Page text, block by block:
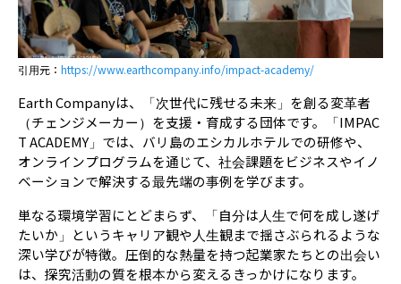
引用元： https://www.earthcompany.info/impact-academy/
Earth Companyは、「次世代に残せる未来」を創る変革者
（チェンジメーカー）を支援・育成する団体です。
「IMPAC
T ACADEMY」では、バリ島のエシカルホテルでの研修や、
オンラインプログラムを通じて、社会課題をビジネスやイノ
ベーションで解決する最先端の事例を学びます。
単なる環境学習にとどまらず、「自分は人生で何を成し遂げ
たいか」というキャリア観や人生観まで揺さぶられるような
深い学びが特徴。 圧倒的な熱量を持つ起業家たちとの出会い
は、探究活動の質を根本から変えるきっかけになります。